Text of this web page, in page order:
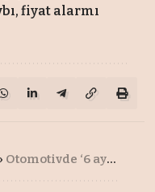
fiyat alarmı
Otomotivde ‘6 ay 6 bin km’de uzatma kararı ‘iki teker’i vurdu